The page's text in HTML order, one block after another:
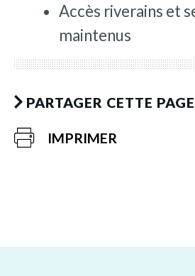
Accès riverains et
maintenus
PARTAGER CETTE
IMPRIMER